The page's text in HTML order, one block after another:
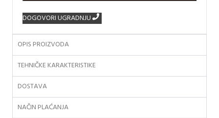
DOGOVORI UGRADNJU
OPIS PROIZVODA
TEHNIČKE KARAKTERISTIKE
DOSTAVA
NAČIN PLAĆANJA